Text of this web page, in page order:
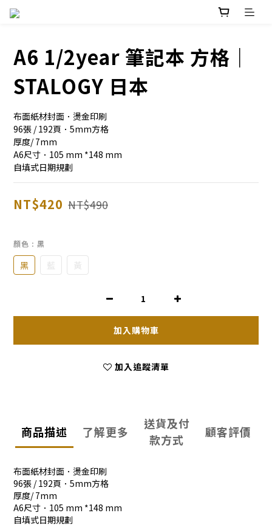
A6 1/2year 筆記本 方格｜
STALOGY 日本
布面紙材封面．燙金印刷
96張 / 192頁．5mm方格
厚度/ 7mm
A6尺寸．105 mm *148 mm
自填式日期規劃
NT$420 NT$490
顏色 : 黑
黑 藍 黃
加入購物車
加入追蹤清單
商品描述 了解更多
送貨及付
款方式
顧客評價
布面紙材封面．燙金印刷
96張 / 192頁．5mm方格
厚度/ 7mm
A6尺寸．105 mm *148 mm
自填式日期規劃